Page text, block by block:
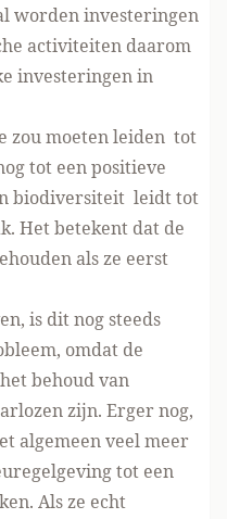
worden investeringen
activiteiten daarom
investeringen in
zou moeten leiden tot
tot een positieve
biodiversiteit leidt tot
Het betekent dat de
als ze eerst
is dit nog steeds
omdat de
behoud van
zijn. Erger nog,
algemeen veel meer
tot een
Als ze echt